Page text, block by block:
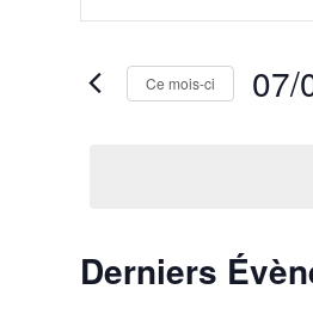
et
navigation
de
Rechercher
Évènements
Ce mois-ci 07/
Calendrier
Derniers